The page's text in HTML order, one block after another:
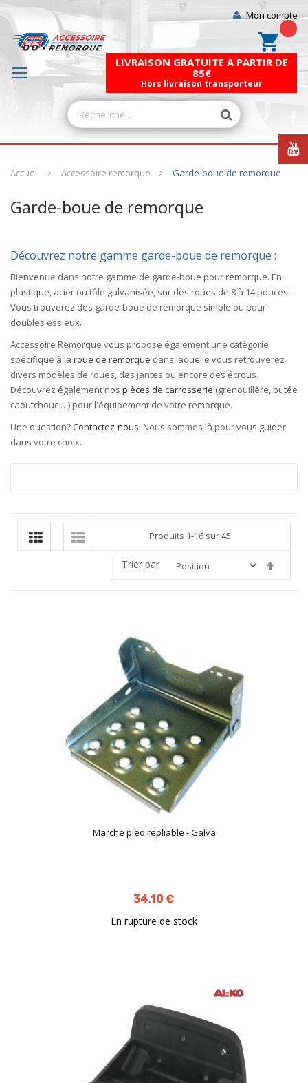
Mon compte
Mon
LIVRAISON GRATUITE A PARTIR DE
85€
Hors livraison transporteur
Accueil Accessoire remorque Garde-boue de remorque
Garde-boue de remorque
Découvrez notre gamme garde-boue de remorque :
Bienvenue dans notre gamme de garde-boue pour remorque. En
plastique, acier ou tôle galvanisée, sur des roues de 8 à 14 pouces.
Vous trouverez des garde-boue de remorque simple ou pour
doubles essieux.
Accessoire Remorque vous propose également une catégorie
spécifique à la roue de remorque dans laquelle vous retrouverez
divers modèles de roues, des jantes ou encore des écrous.
Découvrez également nos pièces de carrosserie (grenouillère, butée
caoutchouc …) pour l'équipement de votre remorque.
Une question?Contactez-nous! Nous sommes là pour vous guider
dans votre choix.
Produits 1-16 sur45
Trier par
ordre
Marche pied repliable - Galva
34,10 €
En rupture de stock